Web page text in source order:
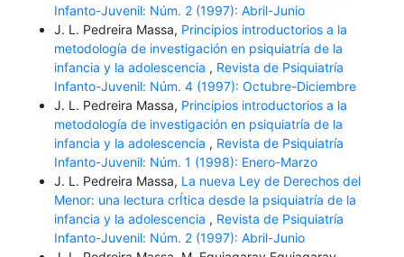
Infanto-Juvenil: Núm. 2 (1997): Abril-Junio
J. L. Pedreira Massa, Principios introductorios a la
metodología de investigación en psiquiatría de la
infancia y la adolescencia , Revista de Psiquiatría
Infanto-Juvenil: Núm. 4 (1997): Octubre-Diciembre
J. L. Pedreira Massa, Principios introductorios a la
metodología de investigación en psiquiatría de la
infancia y la adolescencia , Revista de Psiquiatría
Infanto-Juvenil: Núm. 1 (1998): Enero-Marzo
J. L. Pedreira Massa, La nueva Ley de Derechos del
Menor: una lectura crÍtica desde la psiquiatría de la
infancia y la adolescencia , Revista de Psiquiatría
Infanto-Juvenil: Núm. 2 (1997): Abril-Junio